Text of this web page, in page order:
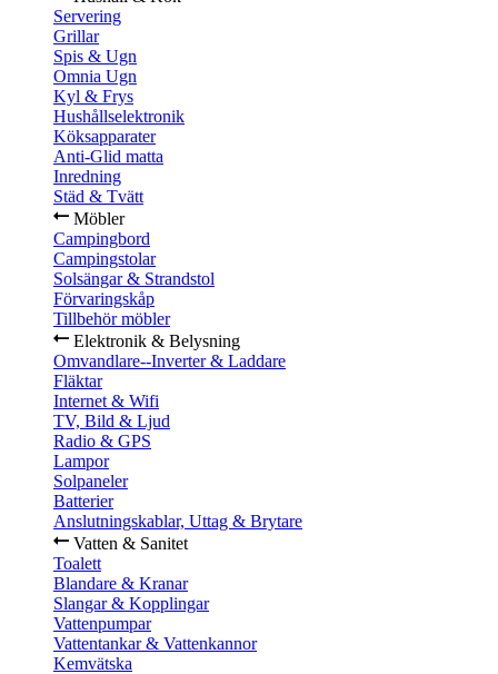
Servering
Grillar
Spis & Ugn
Omnia Ugn
Kyl & Frys
Hushållselektronik
Köksapparater
Anti-Glid matta
Inredning
Städ & Tvätt
Möbler
Campingbord
Campingstolar
Solsängar & Strandstol
Förvaringskåp
Tillbehör möbler
Elektronik & Belysning
Omvandlare--Inverter & Laddare
Fläktar
Internet & Wifi
TV, Bild & Ljud
Radio & GPS
Lampor
Solpaneler
Batterier
Anslutningskablar, Uttag & Brytare
Vatten & Sanitet
Toalett
Blandare & Kranar
Slangar & Kopplingar
Vattenpumpar
Vattentankar & Vattenkannor
Kemvätska